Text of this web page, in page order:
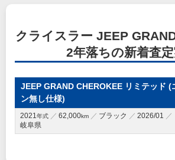
クライスラー JEEP
2年落ちの新着査
JEEP GRAND CHEROKEE リミテッド (
ン無し仕様)
2021年式 62,000km ブラック
2026/01
岐阜県